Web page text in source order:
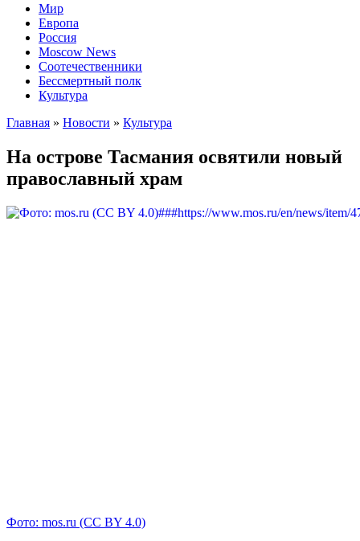
Мир
Европа
Россия
Moscow News
Соотечественники
Бессмертный полк
Культура
Главная » Новости » Культура
На острове Тасмания освятили новый
православный храм
Фото: mos.ru (CC BY 4.0)